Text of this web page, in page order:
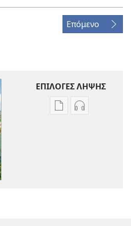
Επόμενο
ΕΠΙΛΟΓΕΣ ΛΗΨΗΣ
ΕπιλογέςΕπιλογές